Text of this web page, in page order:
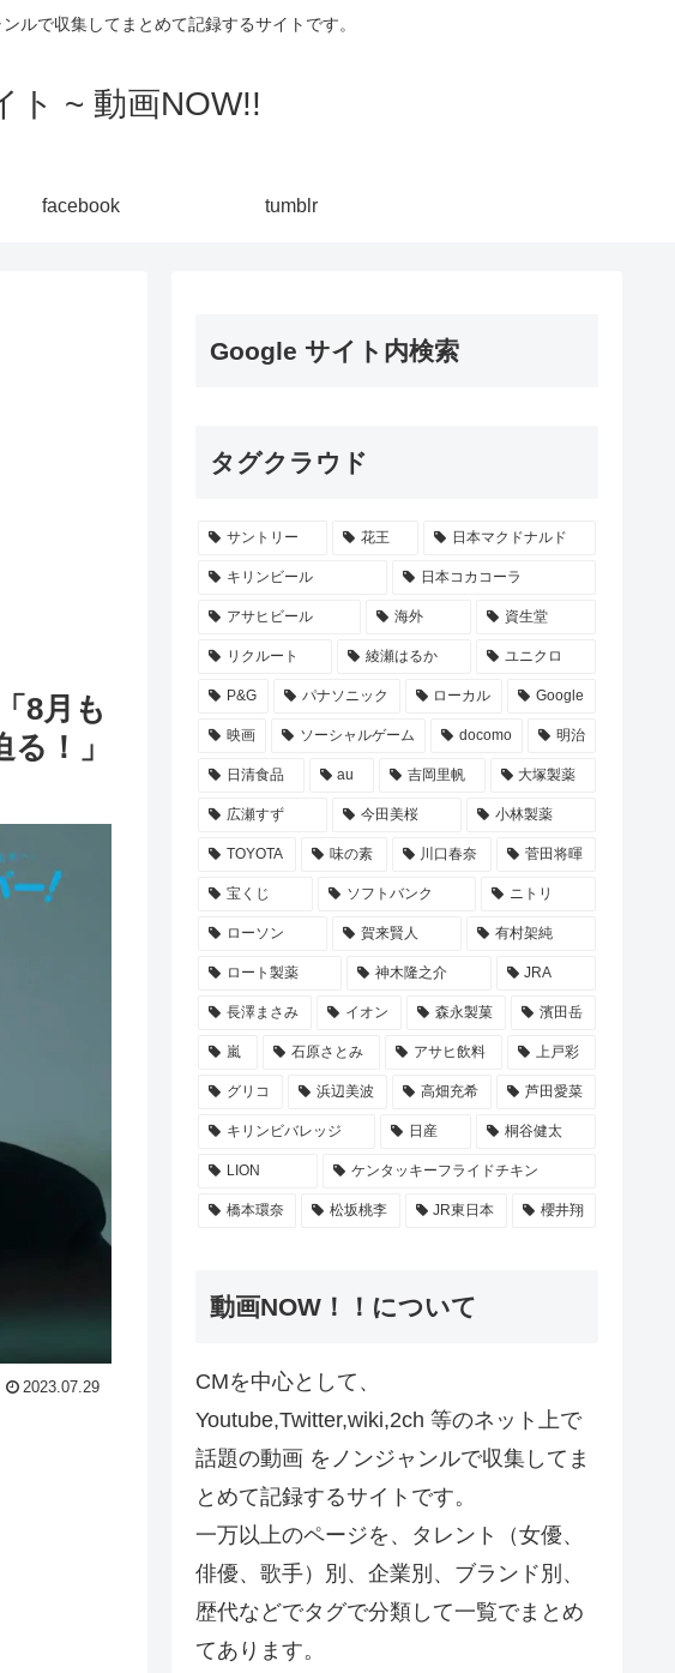
ルで収集してまとめて記録するサイトです。
ト ~ 動画NOW!!
facebook tumblr
8月も
！」
2023.07.29
Google サイト内検索
タグクラウド
サントリー 花王 日本マクドナルド
キリンビール 日本コカコーラ
アサヒビール 海外 資生堂
リクルート 綾瀬はるか ユニクロ
P&G パナソニック ローカル Google
映画 ソーシャルゲーム docomo 明治
日清食品 au 吉岡里帆 大塚製薬
広瀬すず 今田美桜 小林製薬
TOYOTA 味の素 川口春奈 菅田将暉
宝くじ ソフトバンク ニトリ
ローソン 賀来賢人 有村架純
ロート製薬 神木隆之介 JRA
長澤まさみ イオン 森永製菓 濱田岳
嵐 石原さとみ アサヒ飲料 上戸彩
グリコ 浜辺美波 高畑充希 芦田愛菜
キリンビバレッジ 日産 桐谷健太
LION ケンタッキーフライドチキン
橋本環奈 松坂桃李 JR東日本 櫻井翔
動画NOW！！について
CMを中心として、
Youtube,Twitter,wiki,2ch 等のネット上で
話題の動画 をノンジャンルで収集してま
とめて記録するサイトです。
一万以上のページを、タレント（女優、
俳優、歌手）別、企業別、ブランド別、
歴代などでタグで分類して一覧でまとめ
てあります。